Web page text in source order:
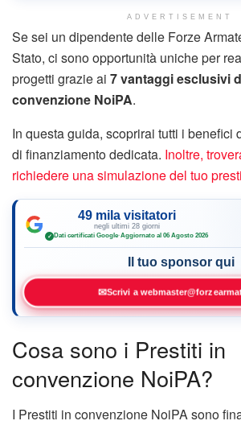
ADVERTISEMENT
Se sei un dipendente delle Forze
Stato, ci sono opportunità uniche per
progetti grazie ai 7 vantaggi esclusivi
convenzione NoiPA.
In questa guida, scoprirai tutti i benefici
di finanziamento dedicata. Inoltre,
richiedere una simulazione del tuo
49 mila visitatori
negli ultimi 28 giorni
✓ Dati certificati Google·Aggiornato al 06 Agosto 2026
Il tuo sponsor qui
✉Scrivi a
Cosa sono i Prestiti in
convenzione NoiPA?
I Prestiti in convenzione NoiPA sono